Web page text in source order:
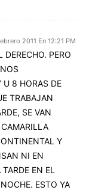
2011 En 12:21 PM
DERECHO. PERO
8 HORAS DE
TRABAJAN
SE VAN
Y
NI EN
EN EL
ESTO YA